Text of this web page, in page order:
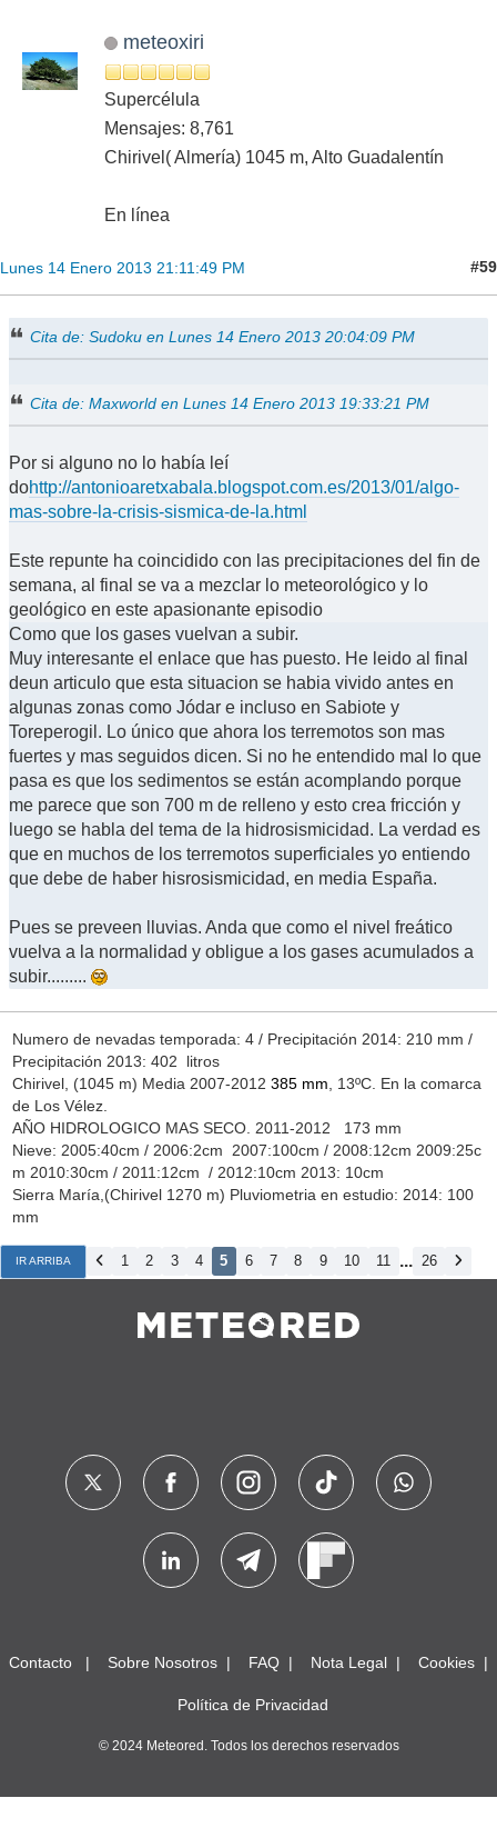
meteoxiri
Supercélula
Mensajes: 8,761
Chirivel( Almería) 1045 m, Alto Guadalentín
En línea
Lunes 14 Enero 2013 21:11:49 PM #59
Cita de: Sudoku en Lunes 14 Enero 2013 20:04:09 PM
Cita de: Maxworld en Lunes 14 Enero 2013 19:33:21 PM
Por si alguno no lo había leí
dohttp://antonioaretxabala.blogspot.com.es/2013/01/algo-
mas-sobre-la-crisis-sismica-de-la.html
Este repunte ha coincidido con las precipitaciones del fin de
semana, al final se va a mezclar lo meteorológico y lo
geológico en este apasionante episodio
Como que los gases vuelvan a subir.
Muy interesante el enlace que has puesto. He leido al final
deun articulo que esta situacion se habia vivido antes en
algunas zonas como Jódar e incluso en Sabiote y
Toreperogil. Lo único que ahora los terremotos son mas
fuertes y mas seguidos dicen. Si no he entendido mal lo que
pasa es que los sedimentos se están acomplando porque
me parece que son 700 m de relleno y esto crea fricción y
luego se habla del tema de la hidrosismicidad. La verdad es
que en muchos de los terremotos superficiales yo entiendo
que debe de haber hisrosismicidad, en media España.
Pues se preveen lluvias. Anda que como el nivel freático
vuelva a la normalidad y obligue a los gases acumulados a
subir.........
Numero de nevadas temporada: 4 / Precipitación 2014: 210 mm /
Precipitación 2013: 402 litros
Chirivel, (1045 m) Media 2007-2012 385 mm, 13ºC. En la comarca
de Los Vélez.
AÑO HIDROLOGICO MAS SECO. 2011-2012 173 mm
Nieve: 2005:40cm / 2006:2cm 2007:100cm / 2008:12cm 2009:25c
m 2010:30cm / 2011:12cm / 2012:10cm 2013: 10cm
Sierra María,(Chirivel 1270 m) Pluviometria en estudio: 2014: 100
mm
IR ARRIBA 1 2 3 4 5 6 7 8 9 10 11 ... 26
Contacto Sobre Nosotros FAQ Nota Legal Cookies
Política de Privacidad
© 2024 Meteored. Todos los derechos reservados